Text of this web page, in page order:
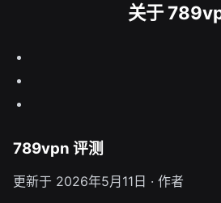
关于
789vpn 评测
更新于 2026年5月11日 · 作者